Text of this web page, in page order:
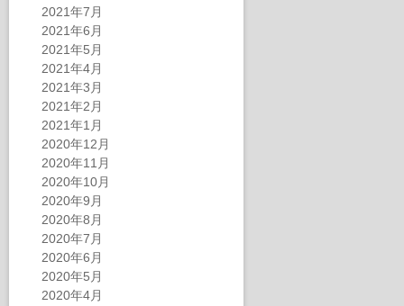
2021年7月
2021年6月
2021年5月
2021年4月
2021年3月
2021年2月
2021年1月
2020年12月
2020年11月
2020年10月
2020年9月
2020年8月
2020年7月
2020年6月
2020年5月
2020年4月